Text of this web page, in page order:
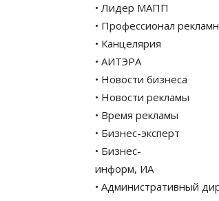
• Лидер МАПП
• Профессионал
• Канцелярия
• АИТЭРА
• Новости бизнеса
• Новости рекламы
• Время рекламы
• Бизнес-эксперт
• Бизнес-
информ, ИА
• Административный